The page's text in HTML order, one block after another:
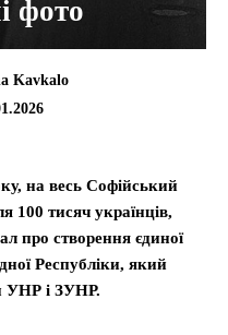
фото
Kavkalo
на весь Софійський
100 тисяч українців,
про створення єдиної
Республіки, який
УНР і ЗУНР.